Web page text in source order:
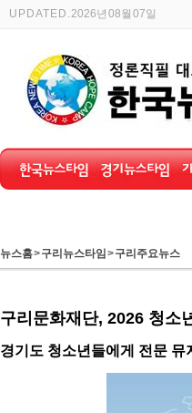
UPDATED.2026년 08월 07일
뉴스홈>구리뉴스타임 >구리주요뉴스